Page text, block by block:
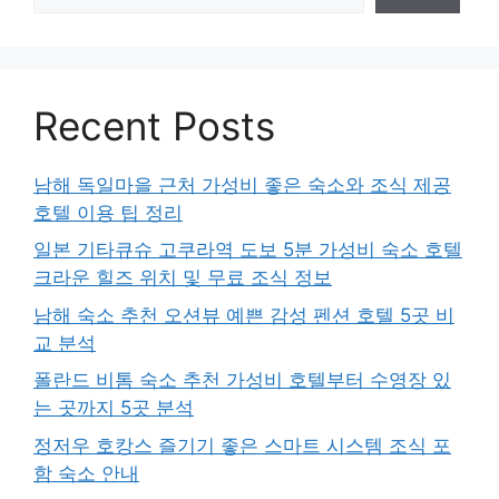
Recent Posts
남해 독일마을 근처 가성비 좋은 숙소와 조식 제공
호텔 이용 팁 정리
일본 기타큐슈 고쿠라역 도보 5분 가성비 숙소 호텔
크라운 힐즈 위치 및 무료 조식 정보
남해 숙소 추천 오션뷰 예쁜 감성 펜션 호텔 5곳 비
교 분석
폴란드 비톰 숙소 추천 가성비 호텔부터 수영장 있
는 곳까지 5곳 분석
정저우 호캉스 즐기기 좋은 스마트 시스템 조식 포
함 숙소 안내